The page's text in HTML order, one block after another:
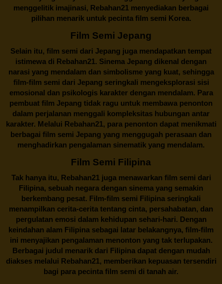
menggelitik imajinasi, Rebahan21 menyediakan berbagai
pilihan menarik untuk pecinta film semi Korea.
Film Semi Jepang
Selain itu, film semi dari Jepang juga mendapatkan tempat
istimewa di Rebahan21. Sinema Jepang dikenal dengan
narasi yang mendalam dan simbolisme yang kuat, sehingga
film-film semi dari Jepang seringkali mengeksplorasi sisi
emosional dan psikologis karakter dengan mendalam. Para
pembuat film Jepang tidak ragu untuk membawa penonton
dalam perjalanan menggali kompleksitas hubungan antar
karakter. Melalui Rebahan21, para penonton dapat menikmati
berbagai film semi Jepang yang menggugah perasaan dan
menghadirkan pengalaman sinematik yang mendalam.
Film Semi Filipina
Tak hanya itu, Rebahan21juga menawarkan film semi dari
Filipina, sebuah negara dengan sinema yang semakin
berkembang pesat. Film-film semi Filipina seringkali
menampilkan cerita-cerita tentang cinta, persahabatan, dan
pergulatan emosi dalam kehidupan sehari-hari. Dengan
keindahan alam Filipina sebagai latar belakangnya, film-film
ini menyajikan pengalaman menonton yang tak terlupakan.
Berbagai judul menarik dari Filipina dapat dengan mudah
diakses melalui Rebahan21, memberikan kepuasan tersendiri
bagi para pecinta film semi di tanah air.